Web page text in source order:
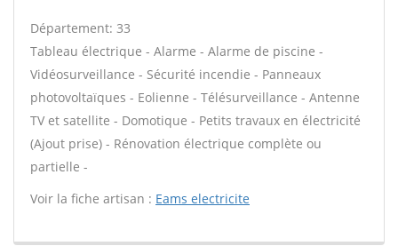
Département: 33
Tableau électrique - Alarme - Alarme de piscine -
Vidéosurveillance - Sécurité incendie - Panneaux
photovoltaïques - Eolienne - Télésurveillance - Antenne
TV et satellite - Domotique - Petits travaux en électricité
(Ajout prise) - Rénovation électrique complète ou
partielle -
Voir la fiche artisan : Eams electricite